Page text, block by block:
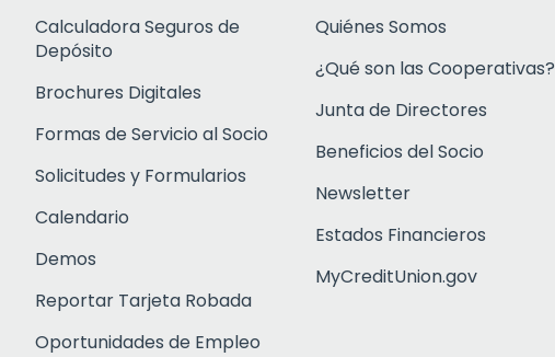
Calculadora Seguros de
Depósito
Brochures Digitales
Formas de Servicio al Socio
Solicitudes y Formularios
Calendario
Demos
Reportar Tarjeta Robada
Oportunidades de Empleo
Quiénes Somos
¿Qué son las Cooperativas?
Junta de Directores
Beneficios del Socio
Newsletter
Estados Financieros
MyCreditUnion.gov